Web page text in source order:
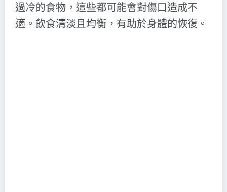
過冷的食物，這些都可能會對傷口造成不
適。飲食清淡且均衡，有助於身體的恢復。